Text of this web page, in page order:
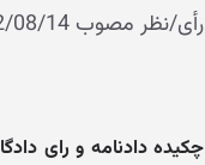
رأی/نظر مصوب 1392/08/14
چکیده دادنامه و رای